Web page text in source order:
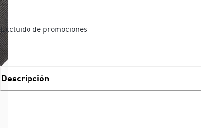
Excluido de promociones
Descripción